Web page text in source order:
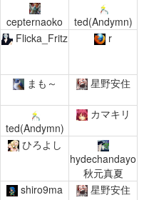
cepternaoko
ted(Andymn)
Flicka_Fritz r
まも～ 星野安住
ted(Andymn)
カマキリ
ひろよし
hydechandayo
秋元真夏
shiro9ma 星野安住